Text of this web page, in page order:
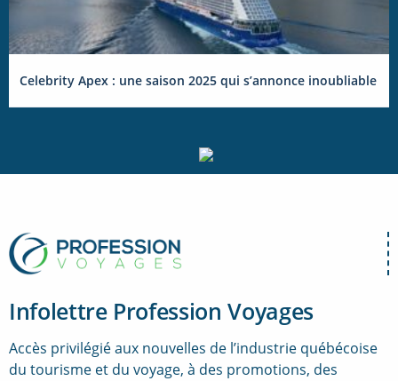
Celebrity Apex : une saison 2025 qui s’annonce inoubliable
Infolettre Profession Voyages
Accès privilégié aux nouvelles de l’industrie québécoise
du tourisme et du voyage, à des promotions, des